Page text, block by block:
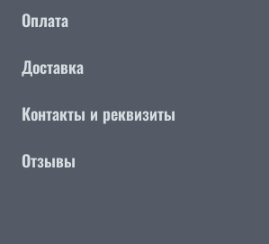
Оплата
Доставка
Контакты и реквизиты
Отзывы